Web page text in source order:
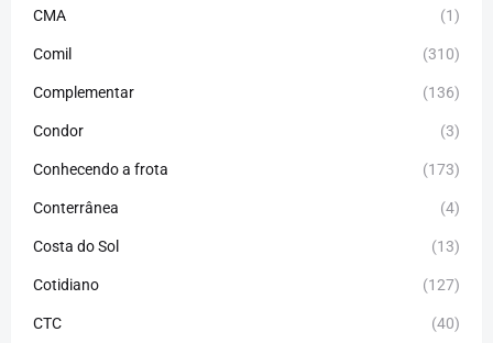
CMA (1)
Comil (310)
Complementar (136)
Condor (3)
Conhecendo a frota (173)
Conterrânea (4)
Costa do Sol (13)
Cotidiano (127)
CTC (40)